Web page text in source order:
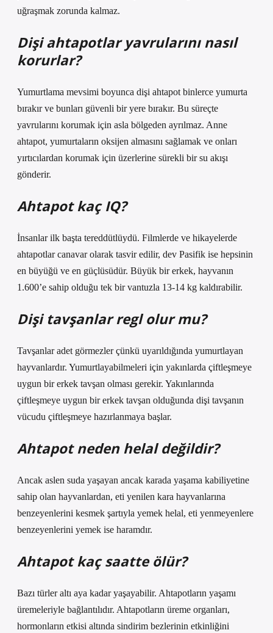
uğraşmak zorunda kalmaz.
Dişi ahtapotlar yavrularını nasıl
korurlar?
Yumurtlama mevsimi boyunca dişi ahtapot binlerce yumurta
bırakır ve bunları güvenli bir yere bırakır. Bu süreçte
yavrularını korumak için asla bölgeden ayrılmaz. Anne
ahtapot, yumurtaların oksijen almasını sağlamak ve onları
yırtıcılardan korumak için üzerlerine sürekli bir su akışı
gönderir.
Ahtapot kaç IQ?
İnsanlar ilk başta tereddütlüydü. Filmlerde ve hikayelerde
ahtapotlar canavar olarak tasvir edilir, dev Pasifik ise hepsinin
en büyüğü ve en güçlüsüdür. Büyük bir erkek, hayvanın
1.600’e sahip olduğu tek bir vantuzla 13-14 kg kaldırabilir.
Dişi tavşanlar regl olur mu?
Tavşanlar adet görmezler çünkü uyarıldığında yumurtlayan
hayvanlardır. Yumurtlayabilmeleri için yakınlarda çiftleşmeye
uygun bir erkek tavşan olması gerekir. Yakınlarında
çiftleşmeye uygun bir erkek tavşan olduğunda dişi tavşanın
vücudu çiftleşmeye hazırlanmaya başlar.
Ahtapot neden helal değildir?
Ancak aslen suda yaşayan ancak karada yaşama kabiliyetine
sahip olan hayvanlardan, eti yenilen kara hayvanlarına
benzeyenlerini kesmek şartıyla yemek helal, eti yenmeyenlere
benzeyenlerini yemek ise haramdır.
Ahtapot kaç saatte ölür?
Bazı türler altı aya kadar yaşayabilir. Ahtapotların yaşamı
üremeleriyle bağlantılıdır. Ahtapotların üreme organları,
hormonların etkisi altında sindirim bezlerinin etkinliğini